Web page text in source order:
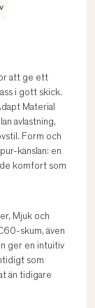
att ge ett
i gott skick.
Material
avlastning,
Form och
känslan: en
komfort som
Mjuk och
skum, även
ger en intuitiv
som
än tidigare